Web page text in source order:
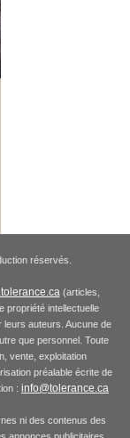
réservés.
(articles,
propriété intellectuelle
leurs auteurs. Aucune de
que personnel. Toute
vente, exploitation
préalable écrite de
: info@tolerance.ca
ni des contenus des